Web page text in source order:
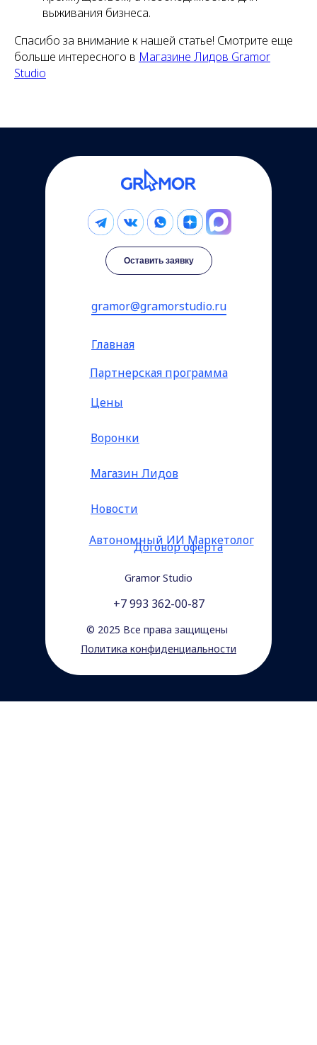
выживания бизнеса.
Спасибо за внимание к нашей статье! Смотрите еще
больше интересного в Магазине Лидов Gramor
Studio
gramor@gramorstudio.ru
© 2025 Все права защищены
Политика конфиденциальности
Gramor Studio
Партнерская программа
Цены
Оставить заявку
Воронки
Магазин Лидов
Новости
Главная
Автономный ИИ Маркетолог
Договор оферта
+7 993 362-00-87